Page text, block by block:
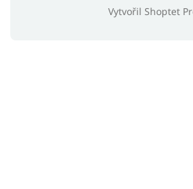
Vytvořil Shoptet